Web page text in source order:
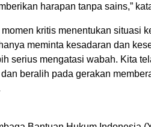
harapan tanpa sains,”
kritis menentukan situasi
meminta kesadaran dan
serius mengatasi wabah. Kita
beralih pada gerakan